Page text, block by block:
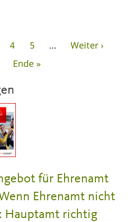
Seite
4 Seite
5 …
Nächste
Weiter ›
Letzte
Ende »
für Ehrenamt
Ehrenamt nicht
Hauptamt richtig